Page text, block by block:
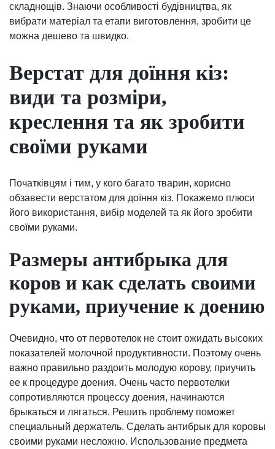
складнощів. Знаючи особливості будівництва, як
вибрати матеріал та етапи виготовлення, зробити це
можна дешево та швидко.
Верстат для доїння кіз:
види та розміри,
креслення та як зробити
своїми руками
Початківцям і тим, у кого багато тварин, корисно
обзавести верстатом для доїння кіз. Покажемо плюси
його використання, вибір моделей та як його зробити
своїми руками.
Размеры антибрыка для
коров и как сделать своими
руками, приучение к доению
Очевидно, что от первотелок не стоит ожидать высоких
показателей молочной продуктивности. Поэтому очень
важно правильно раздоить молодую корову, приучить
ее к процедуре доения. Очень часто первотелки
сопротивляются процессу доения, начинаются
брыкаться и лягаться. Решить проблему поможет
специальный держатель. Сделать антибрык для коровы
своими руками несложно. Использование предмета